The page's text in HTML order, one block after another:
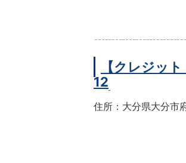
【クレジッ
12
住所：大分県大分市